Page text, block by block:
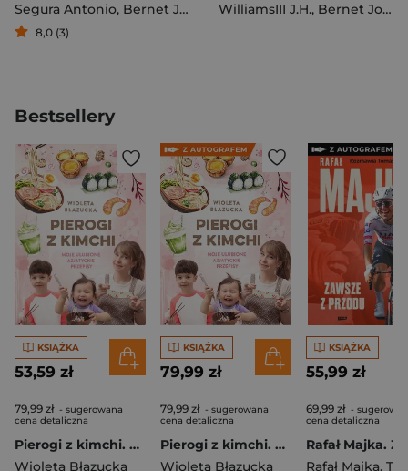
Segura Antonio, Bernet Jordi
8,0 (3)
WilliamsIII J.H., Bernet Jordi
Bestsellery
KSIĄŻKA
53,59 zł
79,99 zł - sugerowana
cena detaliczna
Pierogi z kimchi. Moje ulubione azjatyckie przepisy
Wioleta Błazucka
KSIĄŻKA
79,99 zł
79,99 zł - sugerowana
cena detaliczna
Pierogi z kimchi. Moje ulubione azjatyckie przepisy - książka z autografem
Wioleta Błazucka
KSIĄŻKA
55,99 zł
69,99 zł -
cena detaliczna
Rafał Majka,